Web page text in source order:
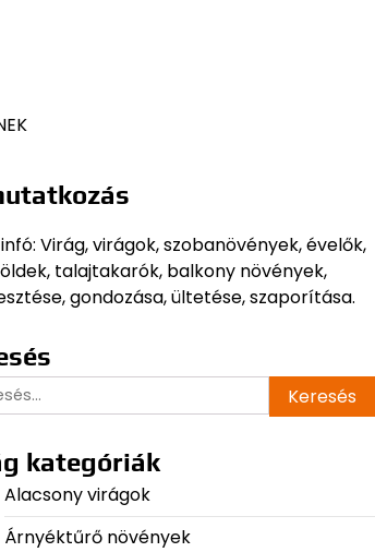
Virág, virágok, szobanövények, évelők,
talajtakarók, balkony növények,
gondozása, ültetése, szaporítása.
kategóriák
Alacsony virágok
Árnyéktűrő növények